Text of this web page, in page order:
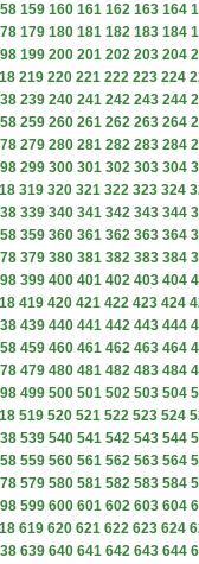
159 160 161 162 163 164
179 180 181 182 183 184
199 200 201 202 203 204
219 220 221 222 223 224
239 240 241 242 243 244
259 260 261 262 263 264
279 280 281 282 283 284
299 300 301 302 303 304
319 320 321 322 323 324
339 340 341 342 343 344
359 360 361 362 363 364
379 380 381 382 383 384
399 400 401 402 403 404
419 420 421 422 423 424
439 440 441 442 443 444
459 460 461 462 463 464
479 480 481 482 483 484
499 500 501 502 503 504
519 520 521 522 523 524
539 540 541 542 543 544
559 560 561 562 563 564
579 580 581 582 583 584
599 600 601 602 603 604
619 620 621 622 623 624
639 640 641 642 643 644